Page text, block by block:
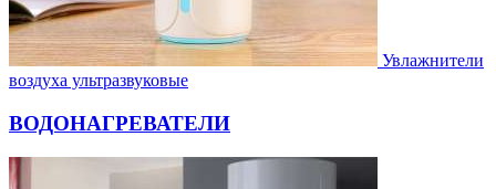
Увлажнители
воздуха ультразвуковые
ВОДОНАГРЕВАТЕЛИ